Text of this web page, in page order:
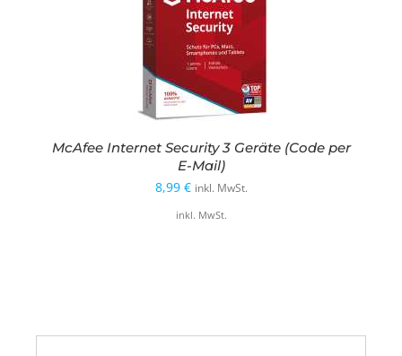
McAfee Internet Security 3 Geräte (Code per
E-Mail)
8,99 € inkl. MwSt.
inkl. MwSt.